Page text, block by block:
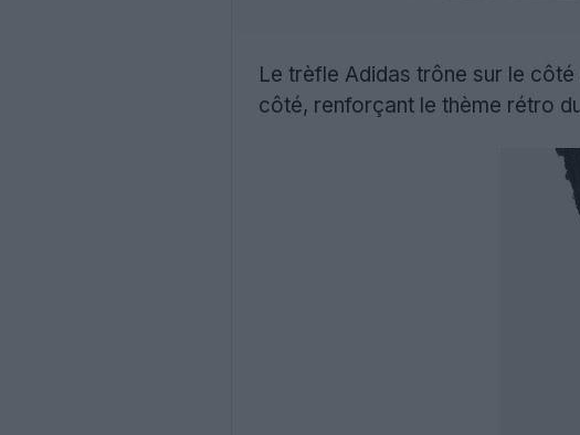
Le trèfle Adidas trône sur le côté
côté, renforçant le thème rétro